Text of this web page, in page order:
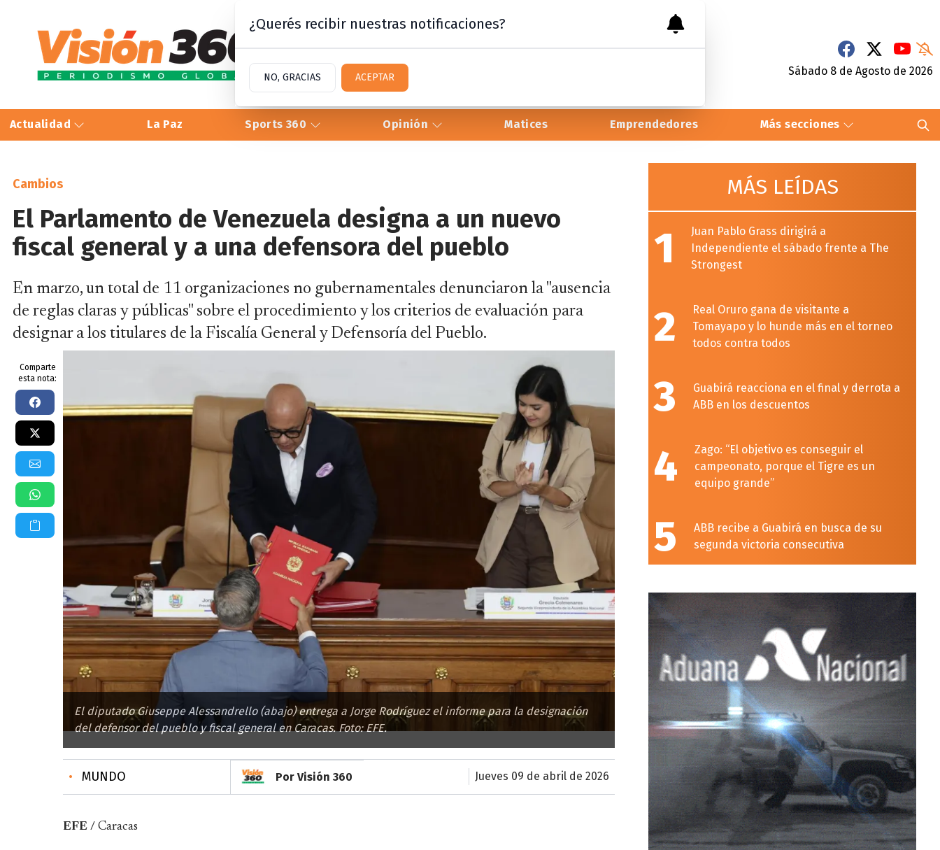
Sábado 8 de Agosto de 2026
Actualidad La Paz Sports 360 Opinión Matices Emprendedores Más secciones
Cambios
El Parlamento de Venezuela designa a un nuevo
fiscal general y a una defensora del pueblo
En marzo, un total de 11 organizaciones no gubernamentales denunciaron la "ausencia
de reglas claras y públicas" sobre el procedimiento y los criterios de evaluación para
designar a los titulares de la Fiscalía General y Defensoría del Pueblo.
Comparte
esta nota:
El diputado Giuseppe Alessandrello (abajo) entrega a Jorge Rodríguez el informe para la designación
del defensor del pueblo y fiscal general en Caracas. Foto: EFE.
• MUNDO Por Visión 360 jueves 09 de abril de 2026
EFE / Caracas
MÁS LEÍDAS
1
Juan Pablo Grass dirigirá a
Independiente el sábado frente a The
Strongest
2
Real Oruro gana de visitante a
Tomayapo y lo hunde más en el torneo
todos contra todos
3
Guabirá reacciona en el final y derrota a
ABB en los descuentos
4
Zago: “El objetivo es conseguir el
campeonato, porque el Tigre es un
equipo grande”
5
ABB recibe a Guabirá en busca de su
segunda victoria consecutiva
¿Querés recibir nuestras notificaciones?
NO, GRACIAS ACEPTAR